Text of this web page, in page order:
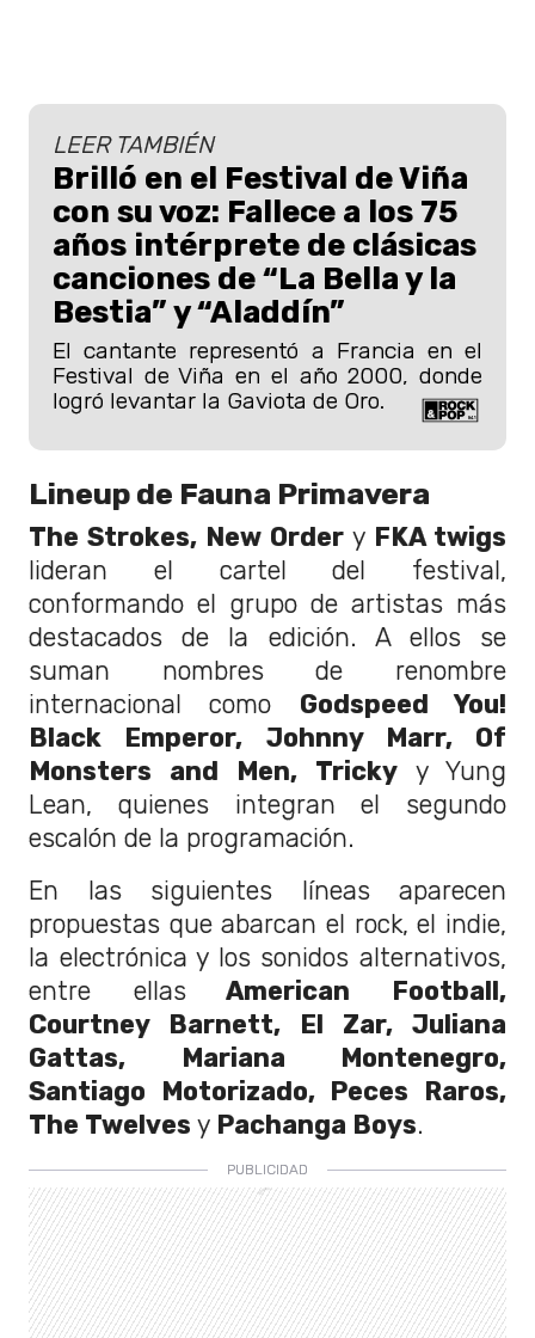
LEER TAMBIÉN
Brilló en el Festival de Viña
con su voz: Fallece a los 75
años intérprete de clásicas
canciones de “La Bella y la
Bestia” y “Aladdín”
El cantante representó a Francia en el
Festival de Viña en el año 2000, donde
logró levantar la Gaviota de Oro.
Lineup de Fauna Primavera
The Strokes, New Order y FKA twigs
lideran el cartel del festival,
conformando el grupo de artistas más
destacados de la edición. A ellos se
suman nombres de renombre
internacional como Godspeed You!
Black Emperor, Johnny Marr, Of
Monsters and Men, Tricky y Yung
Lean, quienes integran el segundo
escalón de la programación.
En las siguientes líneas aparecen
propuestas que abarcan el rock, el indie,
la electrónica y los sonidos alternativos,
entre ellasAmerican Football,
Courtney Barnett, El Zar, Juliana
Gattas, Mariana Montenegro,
Santiago Motorizado, Peces Raros,
The Twelves y Pachanga Boys.